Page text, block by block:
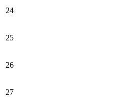
24
25
26
27